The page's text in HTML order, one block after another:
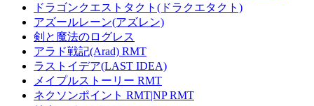
ドラゴンクエストタクト(ドラクエタクト)
アズールレーン(アズレン)
剣と魔法のログレス
アラド戦記(Arad) RMT
ラストイデア(LAST IDEA)
メイプルストーリー RMT
ネクソンポイント RMT|NP RMT